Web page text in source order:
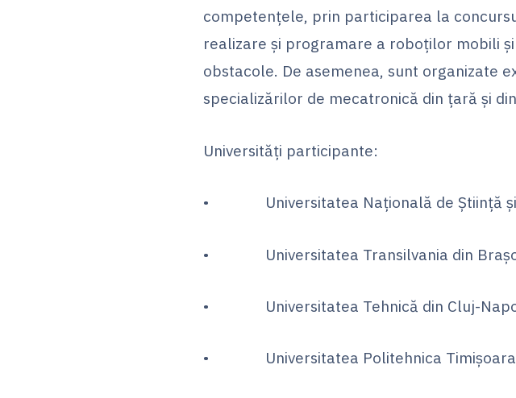
competențele, prin participarea la
realizare și programare a roboților mobili
obstacole. De asemenea, sunt organizate
specializărilor de mecatronică din țară și
Universități participante:
• Universitatea Națională de Știință și
• Universitatea Transilvania din
• Universitatea Tehnică din Cluj-
• Universitatea Politehnica Timișoara